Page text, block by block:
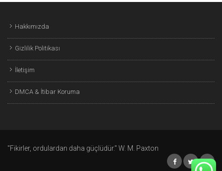
Hakkımızda
Gizlilik Politikası
İletişim
DMCA & İtibar Koruma
"Fikirler, ordulardan daha güçlüdür." W. M. Paxton